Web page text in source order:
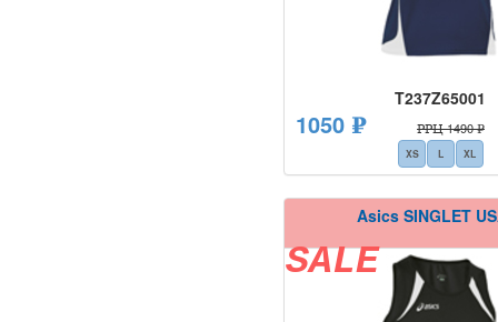
T237Z65001
1050 ₽ РРЦ 1490 ₽
XS L XL
Asics SINGLET
SALE